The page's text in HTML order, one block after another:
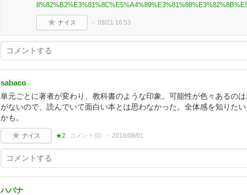
ナイス 09/21 16:53
sabaco
単元ごとに著者が変わり、教科書のような印象。可能性が色々あるの
がないので、読んでいて面白い本とは思わなかった。全体感を知りた
かも。
ナイス ★2 コメント(0) 2018/08/01
ハパナ